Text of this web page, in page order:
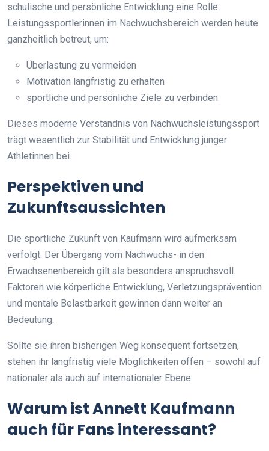
schulische und persönliche Entwicklung eine Rolle.
Leistungssportlerinnen im Nachwuchsbereich werden heute
ganzheitlich betreut, um:
Überlastung zu vermeiden
Motivation langfristig zu erhalten
sportliche und persönliche Ziele zu verbinden
Dieses moderne Verständnis von Nachwuchsleistungssport
trägt wesentlich zur Stabilität und Entwicklung junger
Athletinnen bei.
Perspektiven und
Zukunftsaussichten
Die sportliche Zukunft von Kaufmann wird aufmerksam
verfolgt. Der Übergang vom Nachwuchs- in den
Erwachsenenbereich gilt als besonders anspruchsvoll.
Faktoren wie körperliche Entwicklung, Verletzungsprävention
und mentale Belastbarkeit gewinnen dann weiter an
Bedeutung.
Sollte sie ihren bisherigen Weg konsequent fortsetzen,
stehen ihr langfristig viele Möglichkeiten offen – sowohl auf
nationaler als auch auf internationaler Ebene.
Warum ist Annett Kaufmann
auch für Fans interessant?